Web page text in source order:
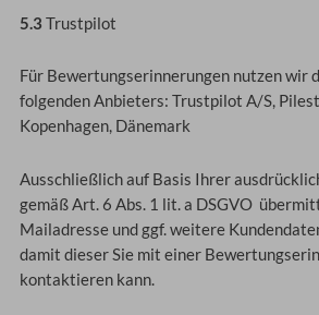
5.3 Trustpilot
Für Bewertungserinnerungen nutzen wir
folgenden Anbieters: Trustpilot A/S,
Kopenhagen, Dänemark
Ausschließlich auf Basis Ihrer
gemäß Art. 6 Abs. 1 lit. a DSGVO
Mailadresse und ggf. weitere
damit dieser Sie mit einer
kontaktieren kann.